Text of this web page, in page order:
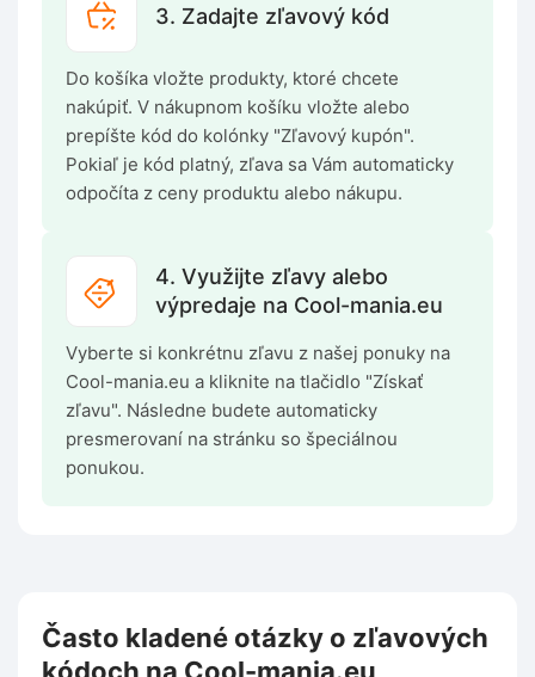
3. Zadajte zľavový kód
Do košíka vložte produkty, ktoré chcete
nakúpiť. V nákupnom košíku vložte alebo
prepíšte kód do kolónky "Zľavový kupón".
Pokiaľ je kód platný, zľava sa Vám automaticky
odpočíta z ceny produktu alebo nákupu.
4. Využijte zľavy alebo
výpredaje na Cool-mania.eu
Vyberte si konkrétnu zľavu z našej ponuky na
Cool-mania.eu a kliknite na tlačidlo "Získať
zľavu". Následne budete automaticky
presmerovaní na stránku so špeciálnou
ponukou.
Často kladené otázky o zľavových